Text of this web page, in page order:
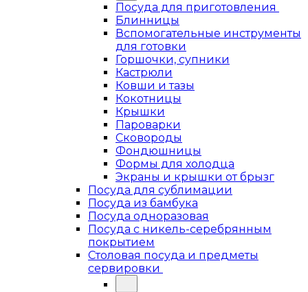
Посуда для приготовления
Блинницы
Вспомогательные инструменты
для готовки
Горшочки, супники
Кастрюли
Ковши и тазы
Кокотницы
Крышки
Пароварки
Сковороды
Фондюшницы
Формы для холодца
Экраны и крышки от брызг
Посуда для сублимации
Посуда из бамбука
Посуда одноразовая
Посуда с никель-серебрянным
покрытием
Столовая посуда и предметы
сервировки